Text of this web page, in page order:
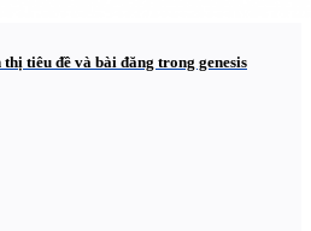
tiêu đề và bài đăng trong genesis